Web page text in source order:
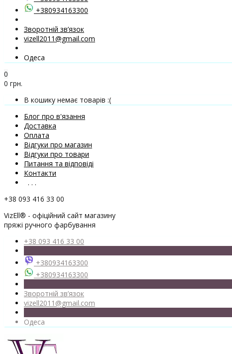
+380934163300
Зворотній зв’язок
vizell2011@gmail.com
Одеса
0
0 грн.
В кошику немає товарів :(
Блог про в'язання
Доставка
Оплата
Відгуки про магазин
Відгуки про товари
Питання та відповіді
Контакти
. . .
+38 093 416 33 00
VizEll® - офіційний сайт магазину
пряжі ручного фарбування
+38 093 416 33 00
+380934163300
+380934163300
Зворотній зв’язок
vizell2011@gmail.com
Одеса